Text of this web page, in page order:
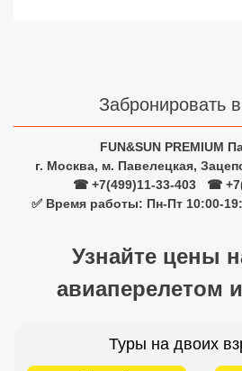
Забронировать
FUN&SUN PREMIUM
г. Москва, м. Павелецкая,
☎ +7(499)11-33-403
☎
✅ Время работы: Пн-Пт 10:00-
Узнайте цены
авиаперелетом
Туры на двоих
Сетевые отели Сейшел
Сетевые отели Маврикия